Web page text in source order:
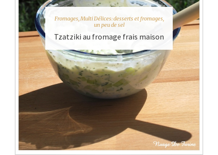
Fromages,Multi Délices: desserts et fromages,
un peu de sel
Tzatziki au fromage frais maison